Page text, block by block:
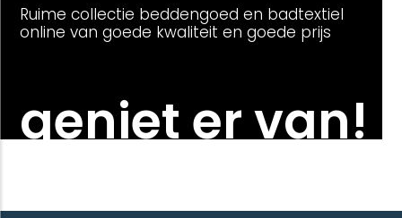
Ruime collectie beddengoed en badtextiel
online van goede kwaliteit en goede prijs
geniet er van!